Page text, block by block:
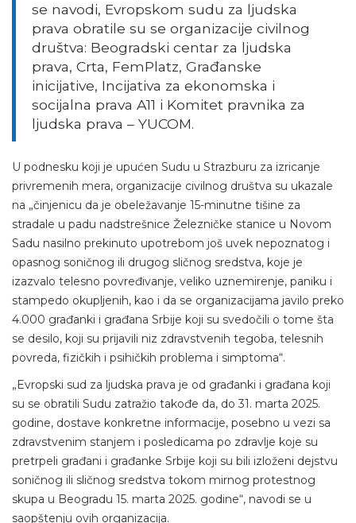
se navodi, Evropskom sudu za ljudska
prava obratile su se organizacije civilnog
društva: Beogradski centar za ljudska
prava, Crta, FemPlatz, Građanske
inicijative, Incijativa za ekonomska i
socijalna prava A11 i Komitet pravnika za
ljudska prava – YUCOM.
U podnesku koji je upućen Sudu u Strazburu za izricanje
privremenih mera, organizacije civilnog društva su ukazale
na „činjenicu da je obeležavanje 15-minutne tišine za
stradale u padu nadstrešnice Železničke stanice u Novom
Sadu nasilno prekinuto upotrebom još uvek nepoznatog i
opasnog soničnog ili drugog sličnog sredstva, koje je
izazvalo telesno povređivanje, veliko uznemirenje, paniku i
stampedo okupljenih, kao i da se organizacijama javilo preko
4.000 građanki i građana Srbije koji su svedočili o tome šta
se desilo, koji su prijavili niz zdravstvenih tegoba, telesnih
povreda, fizičkih i psihičkih problema i simptoma“.
„Evropski sud za ljudska prava je od građanki i građana koji
su se obratili Sudu zatražio takođe da, do 31. marta 2025.
godine, dostave konkretne informacije, posebno u vezi sa
zdravstvenim stanjem i posledicama po zdravlje koje su
pretrpeli građani i građanke Srbije koji su bili izloženi dejstvu
soničnog ili sličnog sredstva tokom mirnog protestnog
skupa u Beogradu 15. marta 2025. godine“, navodi se u
saopštenju ovih organizacija.